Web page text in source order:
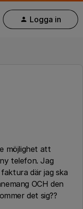
Logga in
möjlighet att
telefon. Jag
där jag ska
OCH den
det sig??